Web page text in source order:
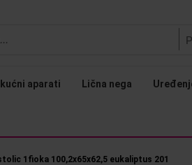
aparati Lična nega
1fioka 100,2x65x62,5 eukaliptus 201